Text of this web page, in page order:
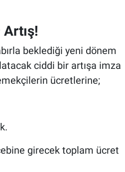
beklediği yeni dönem
ciddi bir artışa imza
ücretlerine;
girecek toplam ücret